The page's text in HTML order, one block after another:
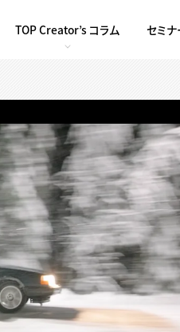
TOP Creator’s コラム セミナ